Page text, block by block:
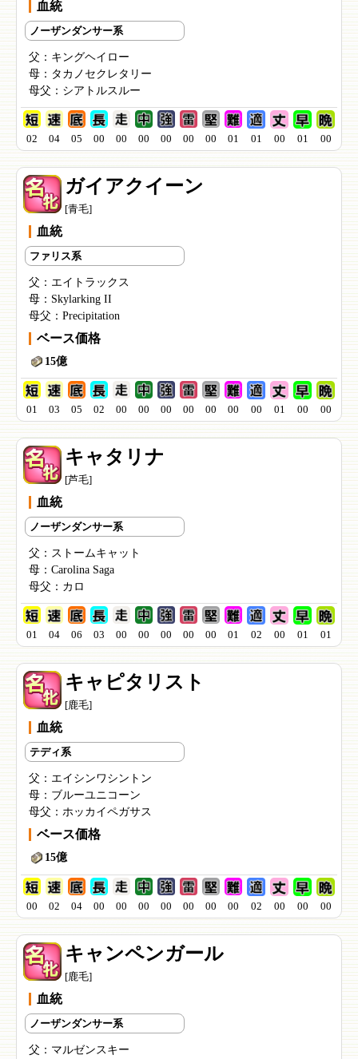
血統
ノーザンダンサー系
父： キングヘイロー
母： タカノセクレタリー
母父： シアトルスルー
02 04 05 00 00 00 00 00 00 01 01 00 01 00
ガイアクイーン
[青毛]
血統
ファリス系
父： エイトラックス
母： Skylarking II
母父： Precipitation
ベース価格
15億
01 03 05 02 00 00 00 00 00 00 00 01 00 00
キャタリナ
[芦毛]
血統
ノーザンダンサー系
父： ストームキャット
母： Carolina Saga
母父： カロ
01 04 06 03 00 00 00 00 00 01 02 00 01 01
キャピタリスト
[鹿毛]
血統
テディ系
父： エイシンワシントン
母： ブルーユニコーン
母父： ホッカイペガサス
ベース価格
15億
00 02 04 00 00 00 00 00 00 00 02 00 00 00
キャンペンガール
[鹿毛]
血統
ノーザンダンサー系
父： マルゼンスキー